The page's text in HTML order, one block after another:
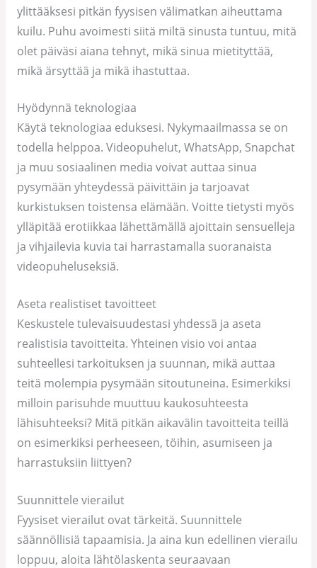
ylittääksesi pitkän fyysisen välimatkan aiheuttama
kuilu. Puhu avoimesti siitä miltä sinusta tuntuu, mitä
olet päiväsi aiana tehnyt, mikä sinua mietityttää,
mikä ärsyttää ja mikä ihastuttaa.
Hyödynnä teknologiaa
Käytä teknologiaa eduksesi. Nykymaailmassa se on
todella helppoa. Videopuhelut, WhatsApp, Snapchat
ja muu sosiaalinen media voivat auttaa sinua
pysymään yhteydessä päivittäin ja tarjoavat
kurkistuksen toistensa elämään. Voitte tietysti myös
ylläpitää erotiikkaa lähettämällä ajoittain sensuelleja
ja vihjailevia kuvia tai harrastamalla suoranaista
videopuheluseksiä.
Aseta realistiset tavoitteet
Keskustele tulevaisuudestasi yhdessä ja aseta
realistisia tavoitteita. Yhteinen visio voi antaa
suhteellesi tarkoituksen ja suunnan, mikä auttaa
teitä molempia pysymään sitoutuneina. Esimerkiksi
milloin parisuhde muuttuu kaukosuhteesta
lähisuhteeksi? Mitä pitkän aikavälin tavoitteita teillä
on esimerkiksi perheeseen, töihin, asumiseen ja
harrastuksiin liittyen?
Suunnittele vierailut
Fyysiset vierailut ovat tärkeitä. Suunnittele
säännöllisiä tapaamisia. Ja aina kun edellinen vierailu
loppuu, aloita lähtölaskenta seuraavaan